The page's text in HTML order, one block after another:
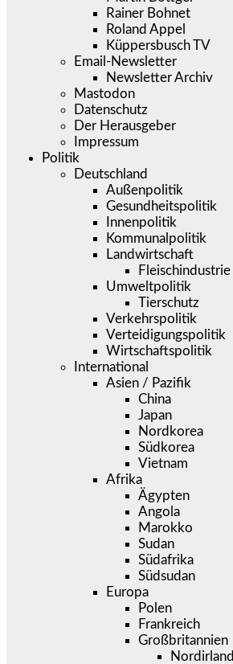
Rainer Bohnet
Roland Appel
Küppersbusch TV
Email-Newsletter
Newsletter Archiv
Mastodon
Datenschutz
Der Herausgeber
Impressum
Politik
Deutschland
Außenpolitik
Gesundheitspolitik
Innenpolitik
Kommunalpolitik
Landwirtschaft
Fleischindustrie
Umweltpolitik
Tierschutz
Verkehrspolitik
Verteidigungspolitik
Wirtschaftspolitik
International
Asien / Pazifik
China
Japan
Nordkorea
Südkorea
Vietnam
Afrika
Ägypten
Angola
Marokko
Sudan
Südafrika
Südsudan
Europa
Polen
Frankreich
Großbritannien
Nordirland